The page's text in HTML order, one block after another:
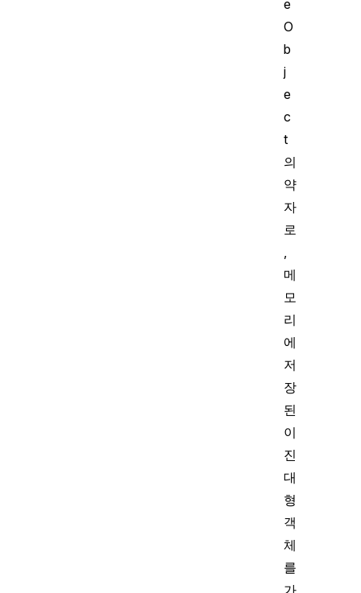
e
O
b
j
e
c
t
의
약
자
로
메
모
리
에
저
장
된
이
진
대
형
객
체
를
가